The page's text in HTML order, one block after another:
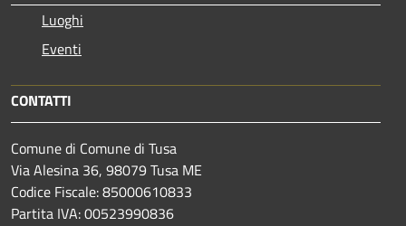
Luoghi
Eventi
CONTATTI
Comune di Comune di Tusa
Via Alesina 36, 98079 Tusa ME
Codice Fiscale: 85000610833
Partita IVA: 00523990836